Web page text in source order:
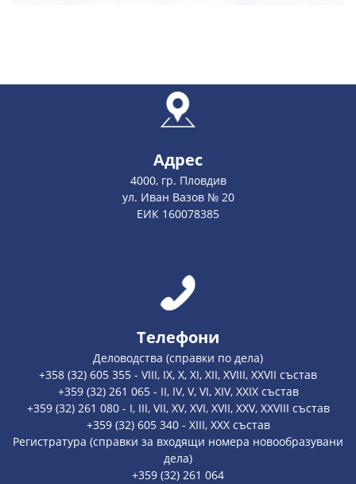
Адрес
4000, гр. Пловдив
ул. Иван Вазов № 20
ЕИК 160078385
Телефони
Деловодства (справки по дела)
+358 (32) 605 355 - VIII, IX, X, XI, XII, XVIII, XXVII състав
+359 (32) 261 065 - II, IV, V, VI, XIV, XXIX състав
+359 (32) 261 080 - I, III, VII, XV, XVI, XVII, XXV, XXVIII състав
+359 (32) 605 340 - XIII, XXX състав
Регистратура (справки за входящи номера новообразувани
дела)
+359 (32) 261 064